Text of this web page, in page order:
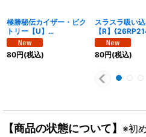
極勝秘伝カイザー・ビク
トリー【U】
{26RP247/77}《自然》
80円(税込)
スラスラ吸い
【R】
《水》
80円(税込)
【商品の状態について】 ※初